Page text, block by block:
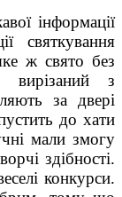
інформації
святкування
ж свято без
вирізаний з
за двері
до хати
мали змогу
здібності.
конкурси.